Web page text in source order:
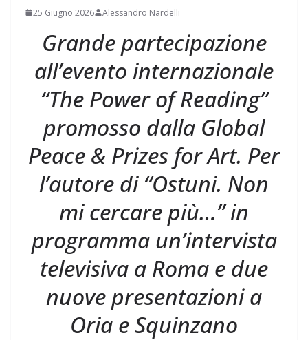
25 Giugno 2026 Alessandro Nardelli
Grande partecipazione
all’evento internazionale
“The Power of Reading”
promosso dalla Global
Peace & Prizes for Art. Per
l’autore di “Ostuni. Non
mi cercare più…” in
programma un’intervista
televisiva a Roma e due
nuove presentazioni a
Oria e Squinzano